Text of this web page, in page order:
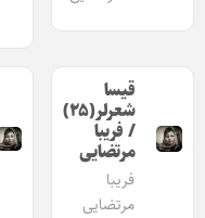
قیسا
شعرلر(۲۵)
/ فریبا
مرتضایی
فریبا
مرتضایی